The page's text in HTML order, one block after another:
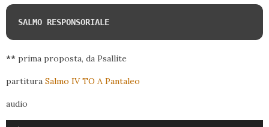
SALMO RESPONSORIALE
** prima proposta, da Psallite
partitura Salmo IV TO A Pantaleo
audio